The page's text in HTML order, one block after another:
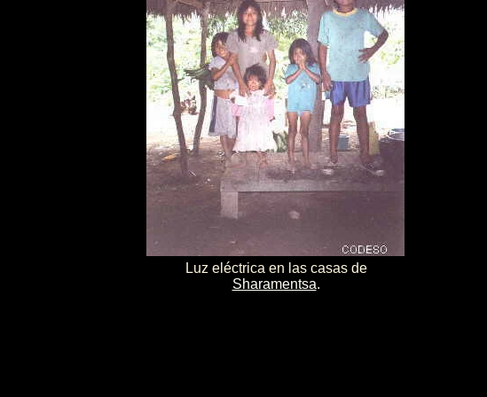
Luz eléctrica en las casas de
Sharamentsa.